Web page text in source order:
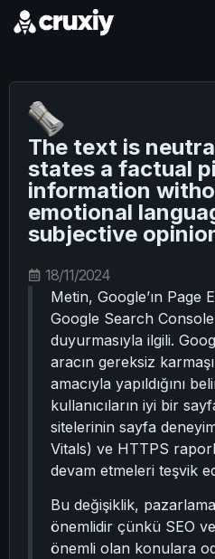
The text is
states a factual
information
emotional
subjective
18/11/2024
Metin, Google’ın
Google Search
duyurmasıyla ilgili.
aracın gereksiz
amacıyla yapıldığını
kullanıcıların iyi bir
sitelerinin sayfa
Vitals) ve HTTPS
devam etmeleri teşvik
Bu değişiklik,
önemlidir çünkü SEO
önemli olan konulara